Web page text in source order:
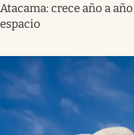
Atacama: crece año a
espacio